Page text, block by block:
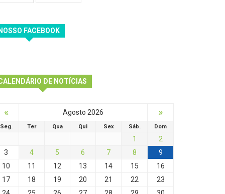
FACEBOOK
DE NOTÍCIAS
« Agosto 2026 »
Seg. Ter Qua Qui Sex Sáb. Dom
1
2
3
4 5 6 7 8
9
10
11 12 13 14 15
16
17
18 19 20 21 22
23